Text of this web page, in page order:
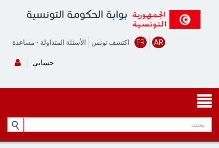
بوابة الحكومة التونسية
الأسئلة المتداولة - مساعدة اكتشف تونس FR AR
حسابي